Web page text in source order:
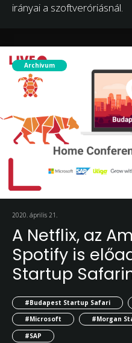
irányai a szoftveróriásnál.
Archívum
2020. április 21.
A Netflix, az
Spotify is
Startup
#Budapest Startup Safari
#Microsoft
#Morgan
#SAP